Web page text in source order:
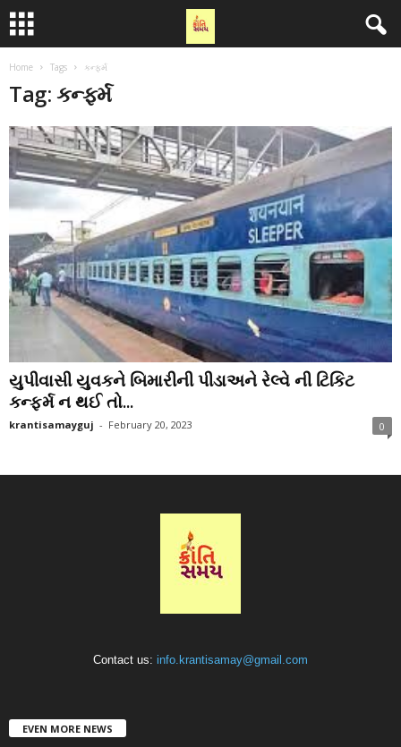
Home Tags કન્ફર્મ
Tag: કન્ફર્મ
યુપીવાસી યુવકને બિમારીની પીડાઅને રેલ્વે ની ટિકિટ
કન્ફર્મ ન થઈ તો...
krantisamayguj - February 20, 2023 0
Contact us: info.krantisamay@gmail.com
EVEN MORE NEWS